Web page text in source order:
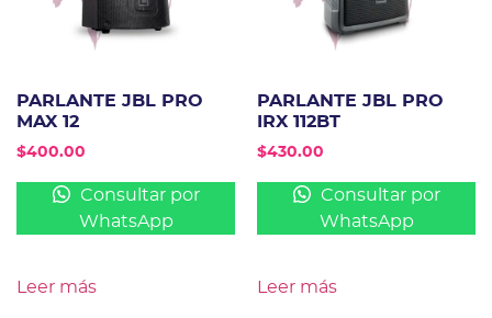
PARLANTE JBL PRO
MAX 12
$400.00
Consultar por
WhatsApp
Leer más
PARLANTE JBL PRO
IRX 112BT
$430.00
Consultar por
WhatsApp
Leer más